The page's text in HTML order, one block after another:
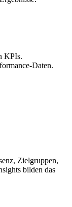
KPIs.
Daten.
Zielgruppen,
bilden das